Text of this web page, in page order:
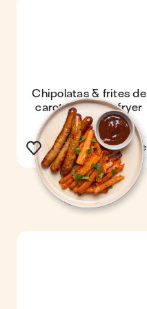
Chipolatas & frites de
carottes au air-fryer
Voir la recette